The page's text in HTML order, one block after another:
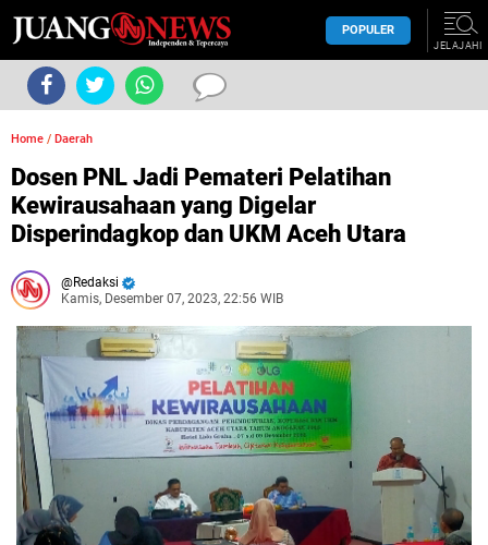
POPULER
JELAJAHI
Home / Daerah
Dosen PNL Jadi Pemateri Pelatihan
Kewirausahaan yang Digelar
Disperindagkop dan UKM Aceh Utara
Redaksi
Kamis, Desember 07, 2023, 22:56 WIB